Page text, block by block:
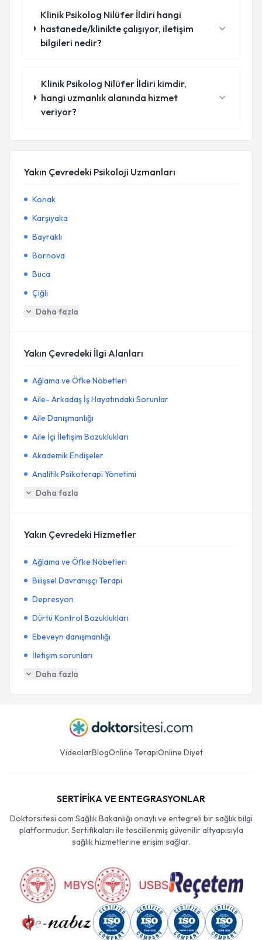
Klinik Psikolog Nilüfer İldiri hangi
hastanede/klinikte çalışıyor, iletişim
bilgileri nedir?
Klinik Psikolog Nilüfer İldiri kimdir,
hangi uzmanlık alanında hizmet
veriyor?
Yakın Çevredeki Psikoloji Uzmanları
Konak
Karşıyaka
Bayraklı
Bornova
Buca
Çiğli
Daha fazla
Yakın Çevredeki İlgi Alanları
Ağlama ve Öfke Nöbetleri
Aile- Arkadaş İş Hayatındaki Sorunlar
Aile Danışmanlığı
Aile İçi İletişim Bozuklukları
Akademik Endişeler
Analitik Psikoterapi Yönetimi
Daha fazla
Yakın Çevredeki Hizmetler
Ağlama ve Öfke Nöbetleri
Bilişsel Davranışçı Terapi
Depresyon
Dürtü Kontrol Bozuklukları
Ebeveyn danışmanlığı
İletişim sorunları
Daha fazla
VideolarBlogOnline TerapiOnline Diyet
SERTİFİKA VE ENTEGRASYONLAR
Doktorsitesi.com Sağlık Bakanlığı onaylı ve entegreli bir sağlık bilgi
platformudur. Sertifikaları ile tescillenmiş güvenilir altyapısıyla
sağlık hizmetlerine erişim sağlar.